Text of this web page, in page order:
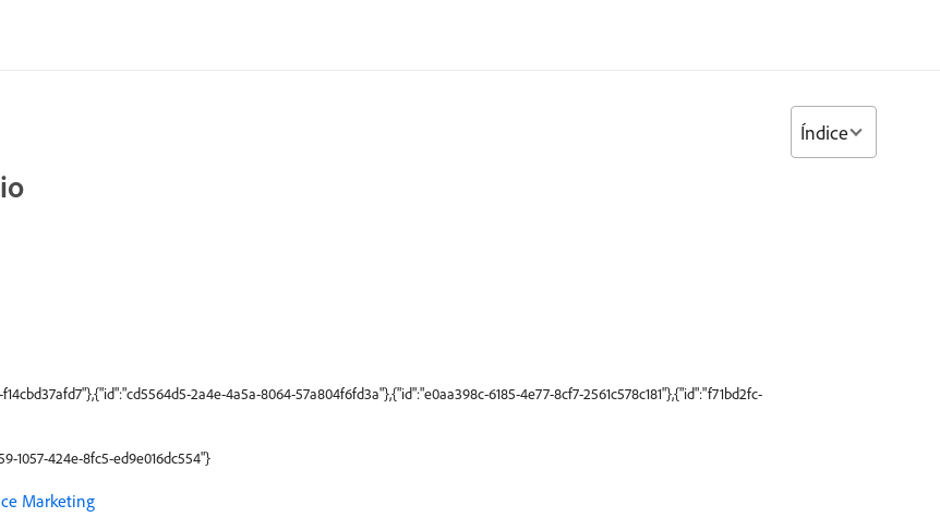
2a4e-4a5a-8064-57a804f6fd3a"},{"id":"e0aa398c-6185-4e77-8cf7-2561c578c181"},{"id":"f71bd2fc-
1057-424e-8fc5-ed9e016dc554"}
Marketing
Índice